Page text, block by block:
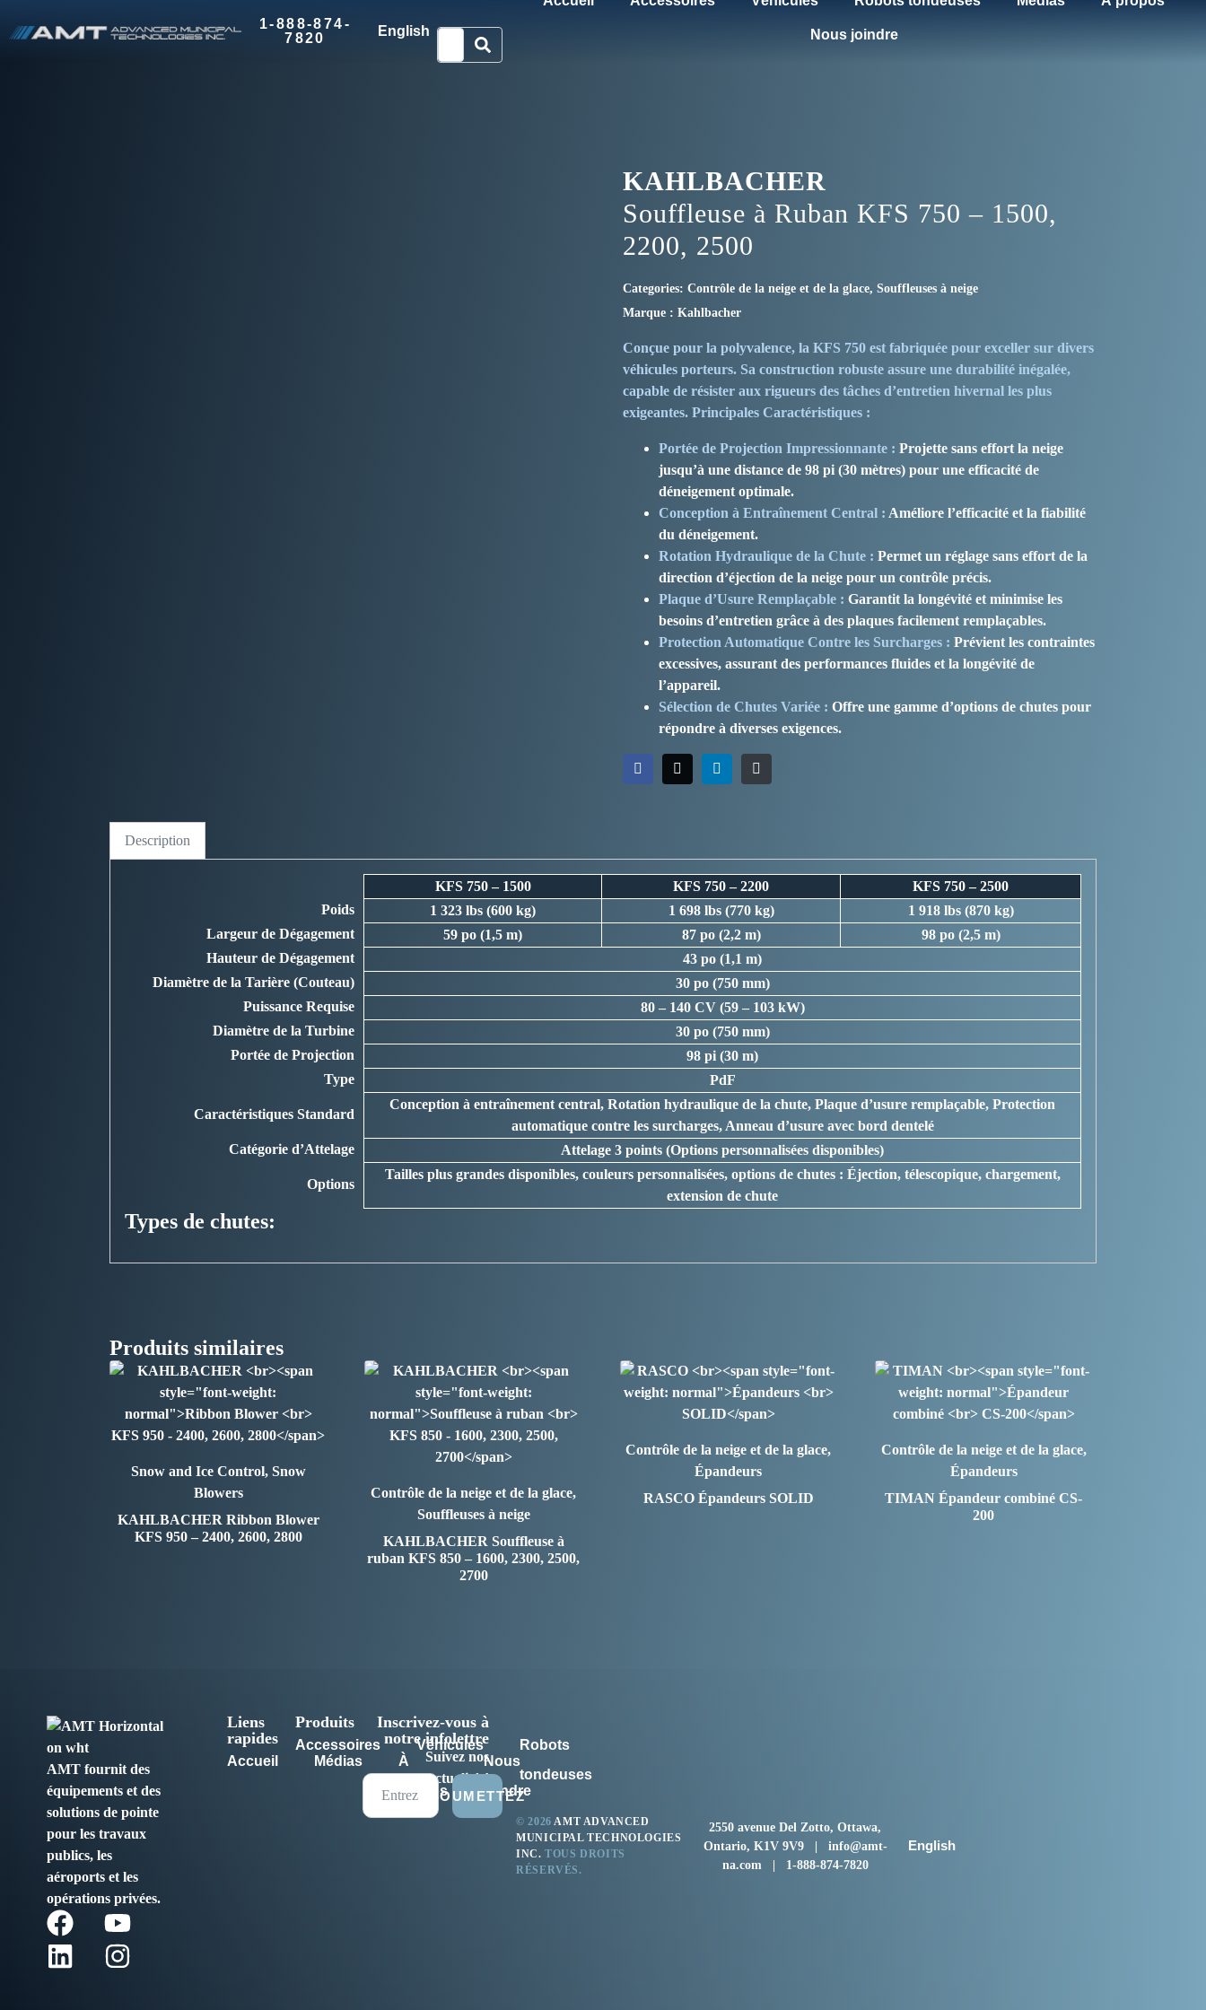
1-888-874-
7820
English Nous joindre
KAHLBACHER
Souffleuse à Ruban KFS 750 – 1500,
2200, 2500
Categories: Contrôle de la neige et de la glace, Souffleuses à neige
Marque : Kahlbacher
Conçue pour la polyvalence, la KFS 750 est fabriquée pour exceller sur divers
véhicules porteurs. Sa construction robuste assure une durabilité inégalée,
capable de résister aux rigueurs des tâches d’entretien hivernal les plus
exigeantes. Principales Caractéristiques :
Portée de Projection Impressionnante : Projette sans effort la neige
jusqu’à une distance de 98 pi (30 mètres) pour une efficacité de
déneigement optimale.
Conception à Entraînement Central : Améliore l’efficacité et la fiabilité
du déneigement.
Rotation Hydraulique de la Chute : Permet un réglage sans effort de la
direction d’éjection de la neige pour un contrôle précis.
Plaque d’Usure Remplaçable : Garantit la longévité et minimise les
besoins d’entretien grâce à des plaques facilement remplaçables.
Protection Automatique Contre les Surcharges : Prévient les contraintes
excessives, assurant des performances fluides et la longévité de
l’appareil.
Sélection de Chutes Variée : Offre une gamme d’options de chutes pour
répondre à diverses exigences.
Description
KFS 750 – 1500 KFS 750 – 2200
KFS 750 – 2500
Poids
1 323 lbs (600 kg) 1 698 lbs (770 kg)
1 918 lbs (870 kg)
Largeur de Dégagement
59 po (1,5 m) 87 po (2,2 m)
98 po (2,5 m)
Hauteur de Dégagement
43 po (1,1 m)
Diamètre de la Tarière (Couteau)
30 po (750 mm)
Puissance Requise
80 – 140 CV (59 – 103 kW)
Diamètre de la Turbine
30 po (750 mm)
Portée de Projection
98 pi (30 m)
Type
PdF
Caractéristiques Standard
Conception à entraînement central, Rotation hydraulique de la chute, Plaque d’usure remplaçable, Protection
automatique contre les surcharges, Anneau d’usure avec bord dentelé
Catégorie d’Attelage
Attelage 3 points (Options personnalisées disponibles)
Options
Tailles plus grandes disponibles, couleurs personnalisées, options de chutes : Éjection, télescopique, chargement,
extension de chute
Types de chutes:
Produits similaires
Snow and Ice Control, Snow
Blowers
KAHLBACHER Ribbon Blower
KFS 950 – 2400, 2600, 2800
Contrôle de la neige et de la glace,
Souffleuses à neige
KAHLBACHER Souffleuse à
ruban KFS 850 – 1600, 2300, 2500,
2700
Contrôle de la neige et de la glace,
Épandeurs
RASCO Épandeurs SOLID
Contrôle de la neige et de la glace,
Épandeurs
TIMANÉpandeur combiné CS-
200
AMT fournit des
équipements et des
solutions de pointe
pour les travaux
publics, les
aéroports et les
opérations privées.
Liens
rapides
Accueil Médias
À
propos
Nous
joindre
Produits
Accessoires Véhicules
Robots
tondeuses
Inscrivez-vous à
notre infolettre
Suivez nos
actualités!
SOUMETTEZ
© 2026 AMT ADVANCED
MUNICIPAL TECHNOLOGIES
INC.TOUS DROITS
RÉSERVÉS.
2550 avenue Del Zotto, Ottawa,
Ontario, K1V 9V9 | info@amt-
na.com | 1-888-874-7820
English